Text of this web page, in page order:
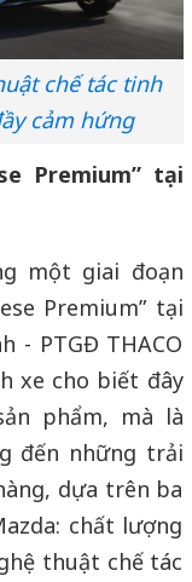
chế tác tinh
cảm hứng
Premium” tại
một giai đoạn
Premium” tại
- PTGĐ THACO
xe cho biết đây
phẩm, mà là
đến những trải
dựa trên ba
chất lượng
thuật chế tác